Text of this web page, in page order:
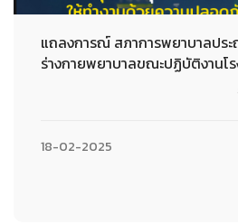
แถลงการณ์ สภาการพยาบาลปร
ร่างกายพยาบาลขณะปฏิบัติงานโ
18-02-2025